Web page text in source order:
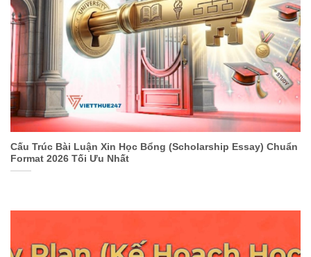
Cấu Trúc Bài Luận Xin Học Bổng (Scholarship Essay) Chuẩn
Format 2026 Tối Ưu Nhất